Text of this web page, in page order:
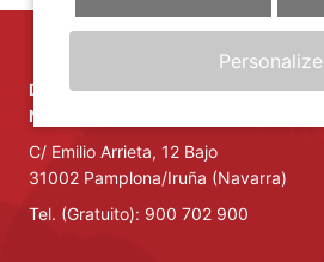
Defensor del Pueblo de Navarra
Nafarroako Arartekoa
C/ Emilio Arrieta, 12 Bajo
31002 Pamplona/Iruña (Navarra)
Tel. (Gratuito): 900 702 900
Personalize